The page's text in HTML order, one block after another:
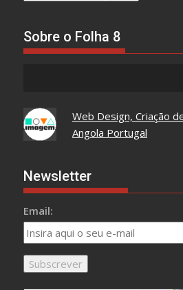
Sobre o Folha 8
Web Design, Criação
Angola Portugal
Newsletter
Email: